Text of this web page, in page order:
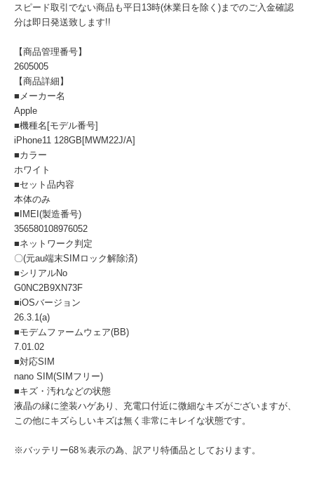
スピード取引でない商品も平日13時(休業日を除く)までのご入金確認
分は即日発送致します!!
【商品管理番号】
2605005
【商品詳細】
■メーカー名
Apple
■機種名[モデル番号]
iPhone11 128GB[MWM22J/A]
■カラー
ホワイト
■セット品内容
本体のみ
■IMEI(製造番号)
356580108976052
■ネットワーク判定
〇(元au端末SIMロック解除済)
■シリアルNo
G0NC2B9XN73F
■iOSバージョン
26.3.1(a)
■モデムファームウェア(BB)
7.01.02
■対応SIM
nano SIM(SIMフリー)
■キズ・汚れなどの状態
液晶の縁に塗装ハゲあり、充電口付近に微細なキズがございますが、
この他にキズらしいキズは無く非常にキレイな状態です。
※バッテリー68％表示の為、訳アリ特価品としております。